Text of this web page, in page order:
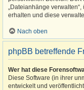
„Dateianhänge
erhalten und diese
Nach oben
phpBB betreffende
Wer hat diese
Diese Software (in ihrer
entwickelt und